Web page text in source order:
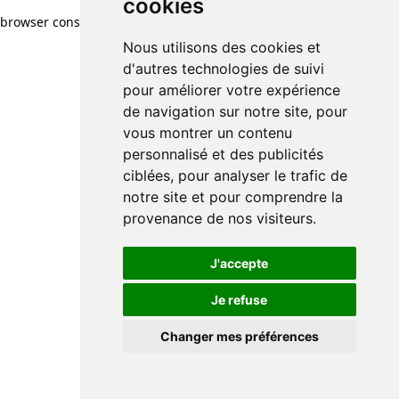
cookies
Nous utilisons des cookies et
d'autres technologies de suivi
pour améliorer votre expérience
de navigation sur notre site, pour
vous montrer un contenu
personnalisé et des publicités
ciblées, pour analyser le trafic de
notre site et pour comprendre la
provenance de nos visiteurs.
J'accepte
Je refuse
Changer mes préférences
browser console for more information)